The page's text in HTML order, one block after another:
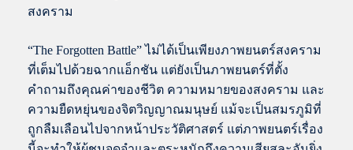
สงคราม
“The Forgotten Battle” ไม่ได้เป็นเพียงภาพยนตร์สงคราม
ที่เต็มไปด้วยฉากแอ็กชัน แต่ยังเป็นภาพยนตร์ที่ตั้ง
คำถามถึงคุณค่าของชีวิต ความหมายของสงคราม และ
ความยืดหยุ่นของจิตวิญญาณมนุษย์ แม้จะเป็นสมรภูมิที่
ถูกลืมเลือนไปจากหน้าประวัติศาสตร์ แต่ภาพยนตร์เรื่อง